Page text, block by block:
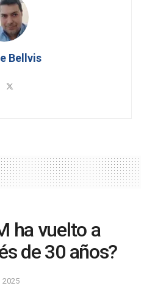
Bellvis
ha vuelto a
de 30 años?
2025